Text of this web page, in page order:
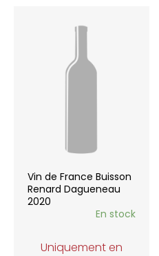
Vin de France Buisson
Renard Dagueneau
2020
En stock
Uniquement en